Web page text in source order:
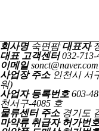
회사명숙면팜 대표자
대표 고객센터032-713-
이메일sonct@naver.com
사업장 주소 인천시 서
워)
사업자 등록번호603-
천서구-4085 호
물류센터 주소경기도
마약류 취급자 허가번